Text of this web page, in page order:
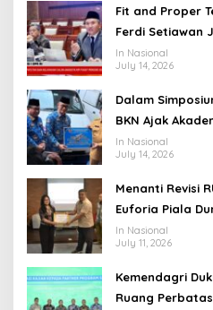
Fit and Proper
Ferdi Setiawan
Transformasi
yang Adaptif
In Nasional
July 14, 2026
Dalam
BKN Ajak
Tindak Pidana
In Nasional
July 14, 2026
Menanti Revisi
Euforia Piala
Jangan Terus
Legislasi
In Nasional
July 11, 2026
Kemendagri
Ruang